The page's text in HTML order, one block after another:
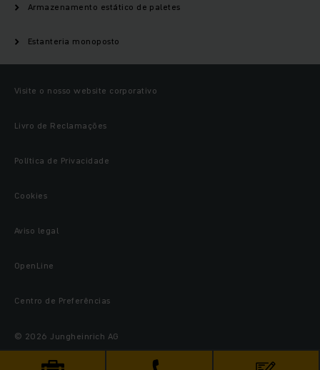
Armazenamento estático de paletes
Estanteria monoposto
Visite o nosso website corporativo
Livro de Reclamações
Política de Privacidade
Cookies
Aviso legal
OpenLine
Centro de Preferências
© 2026 Jungheinrich AG